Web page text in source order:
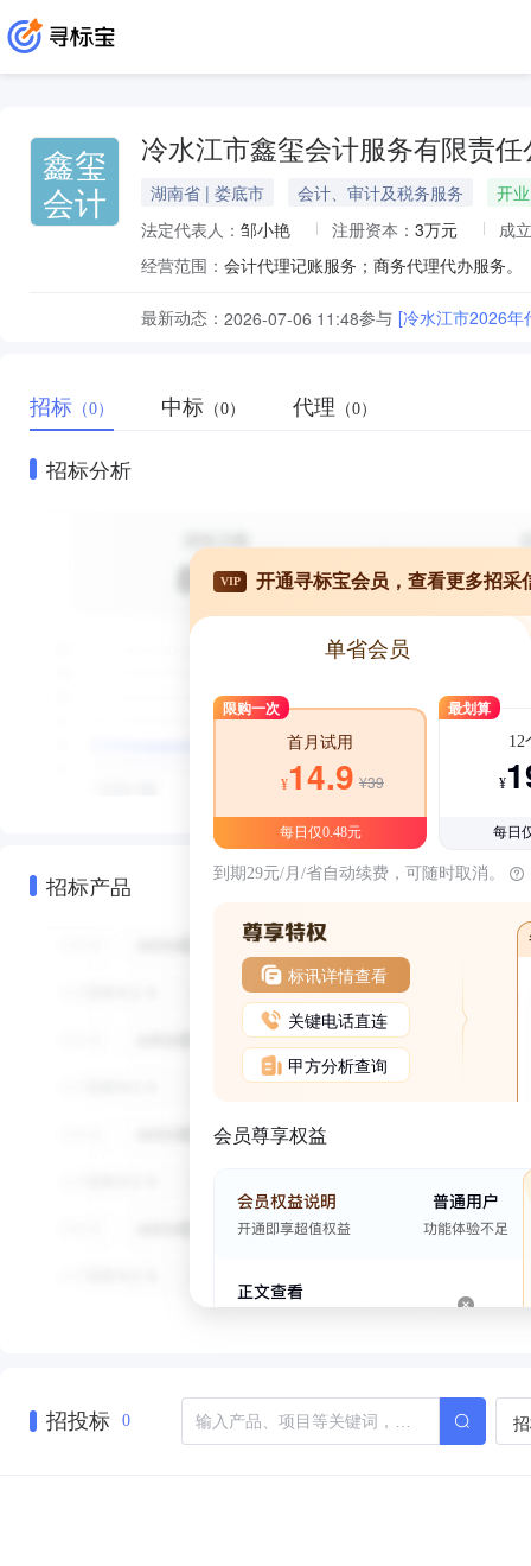
鑫玺
会计
冷水江市鑫玺会计服务有限责任
湖南省 | 娄底市 会计、审计及税务服务
开业
法定代表人： 邹小艳 注册资本： 3万元
成
经营范围： 会计代理记账服务；商务代理代办服务
最新动态： 2026-07-06 11:48参与 [冷水江市2026年
招标 （0） 中标 （0） 代理 （0）
招标分析
招标产品
VIP 开通寻标宝会员，查看更多招采
单省会员
限购一次
首月试用
¥14.9 ¥39
每日仅0.48元
最划算
12
¥
每日
到期29元/月/省自动续费，可随时取消。
标讯详情查看
关键电话直连
甲方分析查询
会员尊享权益
招投标 0